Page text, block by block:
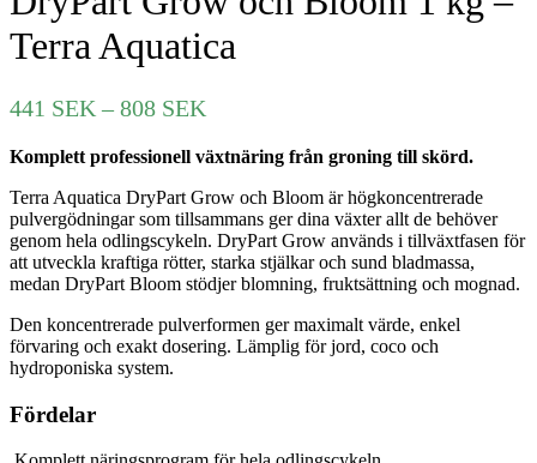
Terra Aquatica
441 SEK – 808 SEK
till
808 SEK
Komplett professionell växtnäring från groning till skörd.
Terra Aquatica DryPart Grow och Bloom är högkoncentrerade
pulvergödningar som tillsammans ger dina växter allt de behöver
genom hela odlingscykeln. DryPart Grow används i tillväxtfasen för
att utveckla kraftiga rötter, starka stjälkar och sund bladmassa,
medan DryPart Bloom stödjer blomning, fruktsättning och mognad.
Den koncentrerade pulverformen ger maximalt värde, enkel
förvaring och exakt dosering. Lämplig för jord, coco och
hydroponiska system.
Fördelar